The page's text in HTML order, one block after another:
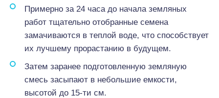
Примерно за 24 часа до начала земляных
работ тщательно отобранные семена
замачиваются в теплой воде, что способствует
их лучшему прорастанию в будущем.
Затем заранее подготовленную земляную
смесь засыпают в небольшие емкости,
высотой до 15-ти см.